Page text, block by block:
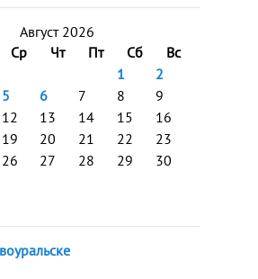
Август 2026
Ср Чт Пт Сб
Вс
1
2
5 6 7 8
9
12 13 14 15
16
19 20 21 22
23
26 27 28 29
30